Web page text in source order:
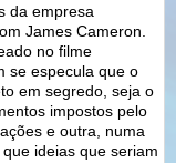
da empresa
James Cameron.
no filme
se especula que o
em segredo, seja o
impostos pelo
e outra, numa
ideias que seriam